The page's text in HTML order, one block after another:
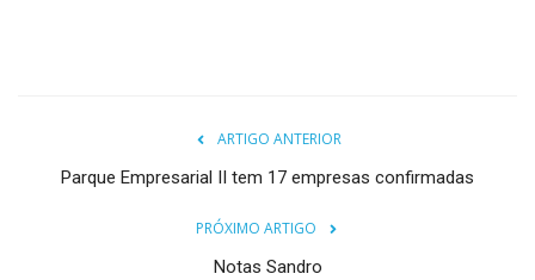
ARTIGO ANTERIOR
Parque Empresarial II tem 17 empresas confirmadas
PRÓXIMO ARTIGO
Notas Sandro